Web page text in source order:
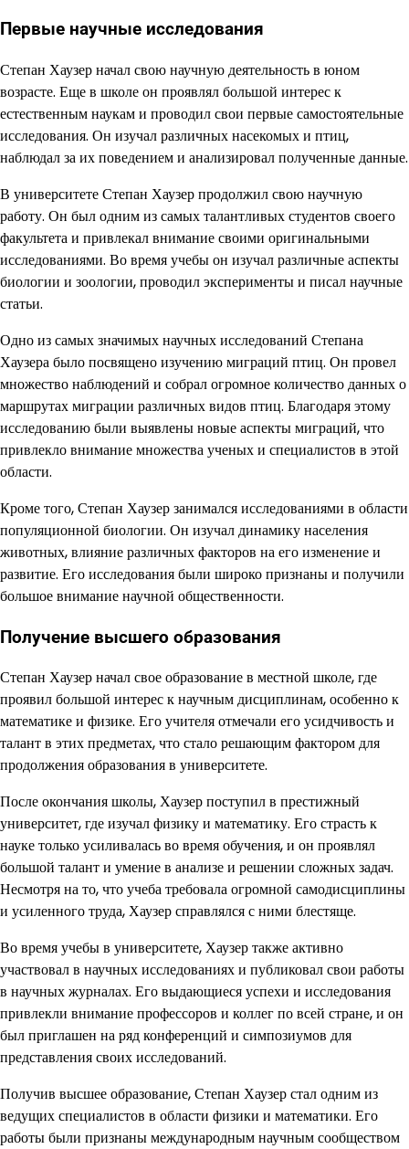
Первые научные исследования
Степан Хаузер начал свою научную деятельность в юном
возрасте. Еще в школе он проявлял большой интерес к
естественным наукам и проводил свои первые самостоятельные
исследования. Он изучал различных насекомых и птиц,
наблюдал за их поведением и анализировал полученные данные.
В университете Степан Хаузер продолжил свою научную
работу. Он был одним из самых талантливых студентов своего
факультета и привлекал внимание своими оригинальными
исследованиями. Во время учебы он изучал различные аспекты
биологии и зоологии, проводил эксперименты и писал научные
статьи.
Одно из самых значимых научных исследований Степана
Хаузера было посвящено изучению миграций птиц. Он провел
множество наблюдений и собрал огромное количество данных о
маршрутах миграции различных видов птиц. Благодаря этому
исследованию были выявлены новые аспекты миграций, что
привлекло внимание множества ученых и специалистов в этой
области.
Кроме того, Степан Хаузер занимался исследованиями в области
популяционной биологии. Он изучал динамику населения
животных, влияние различных факторов на его изменение и
развитие. Его исследования были широко признаны и получили
большое внимание научной общественности.
Получение высшего образования
Степан Хаузер начал свое образование в местной школе, где
проявил большой интерес к научным дисциплинам, особенно к
математике и физике. Его учителя отмечали его усидчивость и
талант в этих предметах, что стало решающим фактором для
продолжения образования в университете.
После окончания школы, Хаузер поступил в престижный
университет, где изучал физику и математику. Его страсть к
науке только усиливалась во время обучения, и он проявлял
большой талант и умение в анализе и решении сложных задач.
Несмотря на то, что учеба требовала огромной самодисциплины
и усиленного труда, Хаузер справлялся с ними блестяще.
Во время учебы в университете, Хаузер также активно
участвовал в научных исследованиях и публиковал свои работы
в научных журналах. Его выдающиеся успехи и исследования
привлекли внимание профессоров и коллег по всей стране, и он
был приглашен на ряд конференций и симпозиумов для
представления своих исследований.
Получив высшее образование, Степан Хаузер стал одним из
ведущих специалистов в области физики и математики. Его
работы были признаны международным научным сообществом